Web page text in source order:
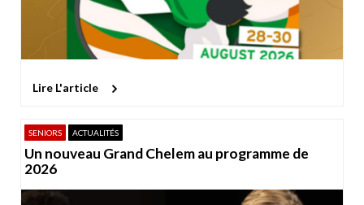
Lire L'article
SENIORS ACTUALITÉS
Un nouveau Grand Chelem au programme de
2026